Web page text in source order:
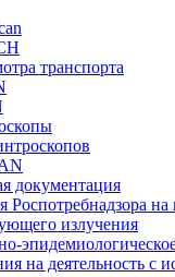
транспорта
документация
Роспотребнадзора на
излучения
на деятельность с